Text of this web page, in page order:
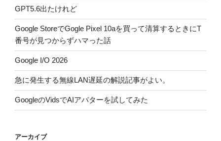
GPT5.6出たけれど
Google StoreでGogle Pixel 10aを買って清算するときにT
番号が見つからずハマった話
Google I/O 2026
急に発生する無線LAN遅延の解説記事がよい。
GoogleのVidsでAIアバターを試してみた
アーカイブ